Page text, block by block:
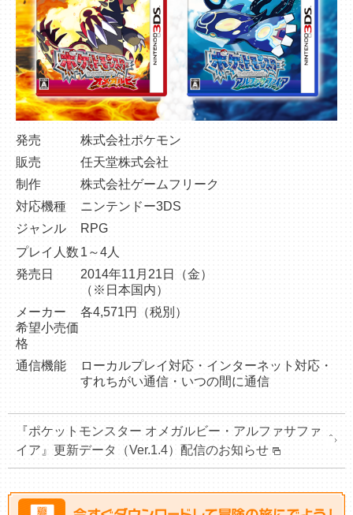
発売
株式会社ポケモン
販売
任天堂株式会社
制作
株式会社ゲームフリーク
対応機種
ニンテンドー3DS
ジャンル
RPG
プレイ人数 1～4人
発売日
2014年11月21日（金）
（※日本国内）
メーカー
希望小売価
格
各4,571円（税別）
通信機能
ローカルプレイ対応・インターネット対応・
すれちがい通信・いつの間に通信
『ポケットモンスター オメガルビー・アルファサファ
イア』更新データ（Ver.1.4）配信のお知らせ